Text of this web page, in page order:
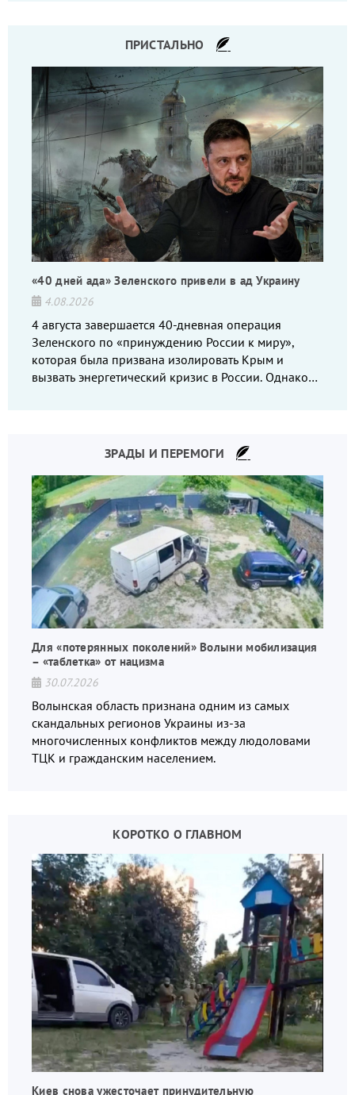
ПРИСТАЛЬНО
«40 дней ада» Зеленского привели в ад Украину
4.08.2026
4 августа завершается 40-дневная операция
Зеленского по «принуждению России к миру»,
которая была призвана изолировать Крым и
вызвать энергетический кризис в России. Однако
ЗРАДЫ И ПЕРЕМОГИ
Для «потерянных поколений» Волыни мобилизация
– «таблетка» от нацизма
30.07.2026
Волынская область признана одним из самых
скандальных регионов Украины из-за
многочисленных конфликтов между людоловами
ТЦК и гражданским населением.
КОРОТКО О ГЛАВНОМ
Киев снова ужесточает принудительную